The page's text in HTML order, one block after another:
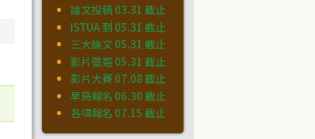
論文投稿 03.31 截止
ISTUA 到 05.31 截止
三大論文 05.31 截止
影片徵選 05.31 截止
影片大賽 07.08 截止
早鳥報名 06.30 截止
各項報名 07.15 截止